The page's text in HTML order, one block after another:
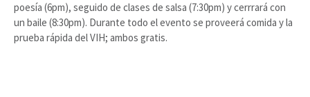
poesía (6pm), seguido de clases de salsa (7:30pm) y cerrrará con
un baile (8:30pm). Durante todo el evento se proveerá comida y la
prueba rápida del VIH; ambos gratis.